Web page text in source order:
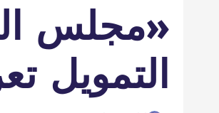
«مجلس
التمويل